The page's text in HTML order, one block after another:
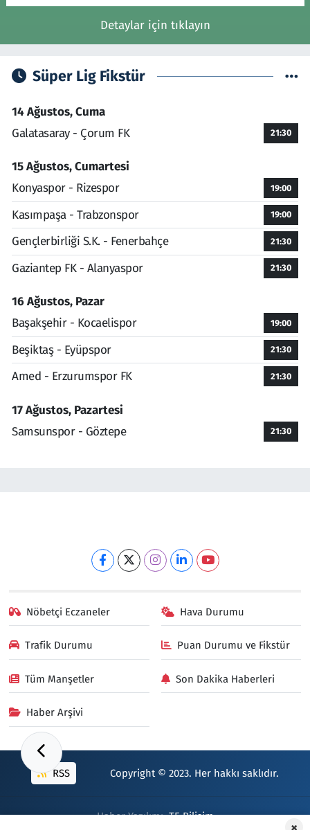
Detaylar için tıklayın
Süper Lig Fikstür
14 Ağustos, Cuma
Galatasaray - Çorum FK
21:30
15 Ağustos, Cumartesi
Konyaspor - Rizespor
19:00
Kasımpaşa - Trabzonspor 19:00
Gençlerbirliği S.K. - Fenerbahçe 21:30
Gaziantep FK - Alanyaspor 21:30
16 Ağustos, Pazar
Başakşehir - Kocaelispor
19:00
Beşiktaş - Eyüpspor 21:30
Amed - Erzurumspor FK 21:30
17 Ağustos, Pazartesi
Samsunspor - Göztepe
21:30
Nöbetçi Eczaneler Hava Durumu
Trafik Durumu Puan Durumu ve Fikstür
Tüm Manşetler Son Dakika Haberleri
Haber Arşivi
RSS Copyright © 2023. Her hakkı saklıdır.
Haber Yazılımı:TE Bilişim